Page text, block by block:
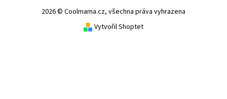
2026 © Coolmama.cz, všechna práva vyhrazena
Vytvořil Shoptet